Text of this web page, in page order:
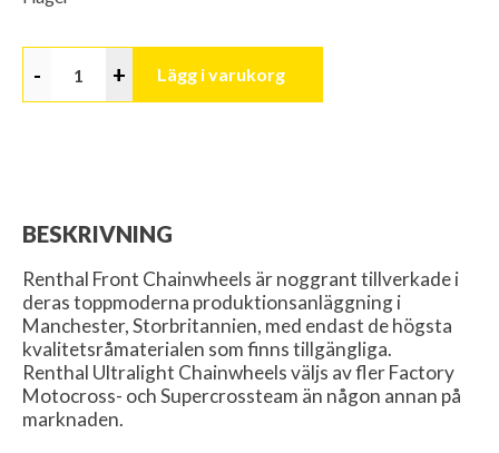
- + Lägg i varukorg
BESKRIVNING
Renthal Front Chainwheels är noggrant tillverkade i
deras toppmoderna produktionsanläggning i
Manchester, Storbritannien, med endast de högsta
kvalitetsråmaterialen som finns tillgängliga.
Renthal Ultralight Chainwheels väljs av fler Factory
Motocross- och Supercrossteam än någon annan på
marknaden.